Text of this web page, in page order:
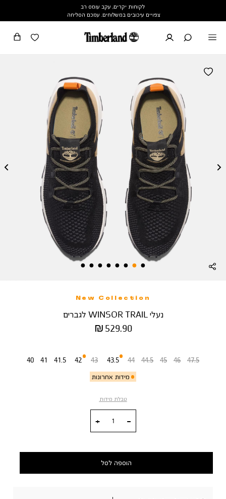
לקוחות יקרים, עקב עומס רב
צפויים עיכובים במשלוחים. עמכם הסליחה
New Collection
נעלי WINSOR TRAIL לגברים
מחיר
529.90 ₪
40 41 41.5 42
מידות אחרונות
43 43.5 44 44.5 45 46 47.5
טבלת מידות
הוספה לסל